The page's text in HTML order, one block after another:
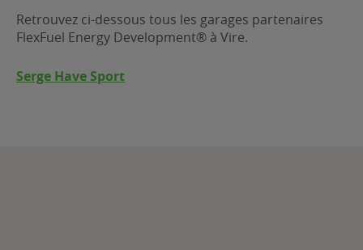
de mon
garagiste
Retrouvez ci-dessous tous les garages partenaires
FlexFuel Energy Development® à Vire.
Serge Have Sport